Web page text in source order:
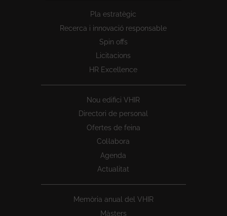
Pla estratègic
Recerca i innovació responsable
Spin offs
Licitacions
HR Excellence
Nou edifici VHIR
Directori de personal
Ofertes de feina
Col·labora
Agenda
Actualitat
Memòria anual del VHIR
Màsters